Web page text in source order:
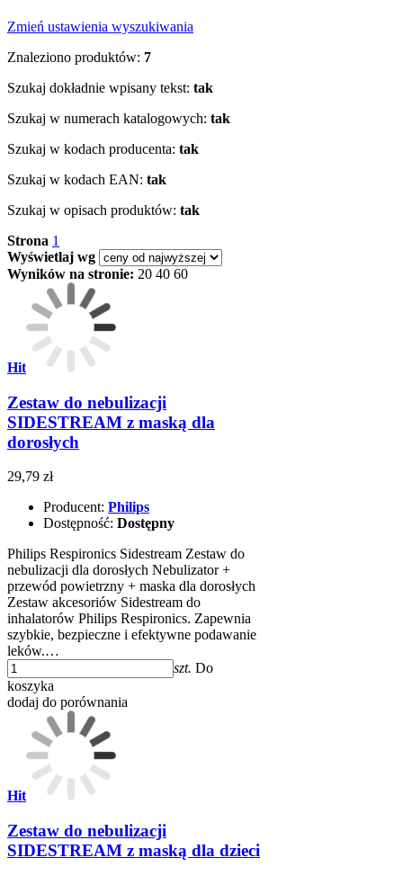
Zmień ustawienia wyszukiwania
Znaleziono produktów: 7
Szukaj dokładnie wpisany tekst: tak
Szukaj w numerach katalogowych: tak
Szukaj w kodach producenta: tak
Szukaj w kodach EAN: tak
Szukaj w opisach produktów: tak
Strona 1
Wyświetlaj wg
Wyników na stronie: 20 40 60
Hit
Zestaw do nebulizacji
SIDESTREAM z maską dla
dorosłych
29,79 zł
Producent: Philips
Dostępność: Dostępny
Philips Respironics Sidestream Zestaw do
nebulizacji dla dorosłych Nebulizator +
przewód powietrzny + maska dla dorosłych
Zestaw akcesoriów Sidestream do
inhalatorów Philips Respironics. Zapewnia
szybkie, bezpieczne i efektywne podawanie
leków.…
szt. Do
koszyka
dodaj do porównania
Hit
Zestaw do nebulizacji
SIDESTREAM z maską dla dzieci